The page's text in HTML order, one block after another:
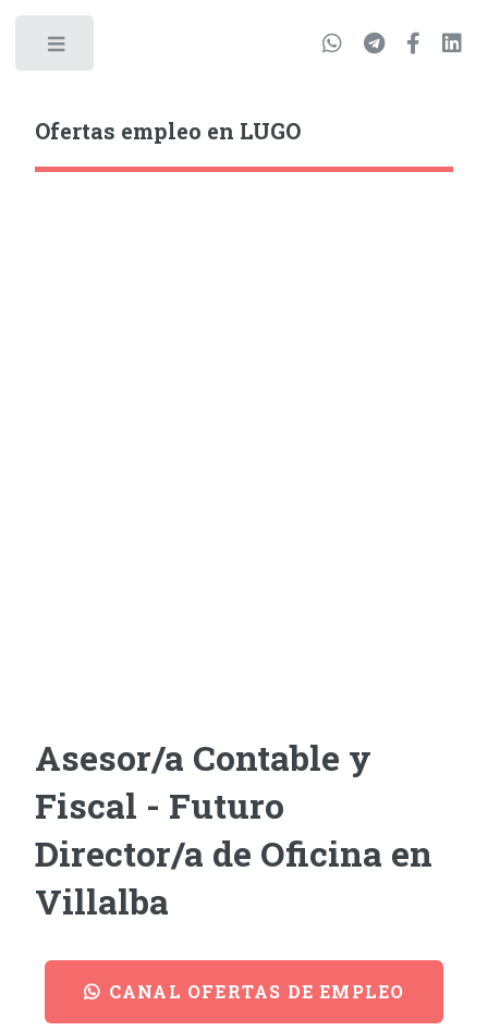
Ofertas empleo en LUGO
Asesor/a Contable y
Fiscal - Futuro
Director/a de Oficina en
Villalba
CANAL OFERTAS DE EMPLEO